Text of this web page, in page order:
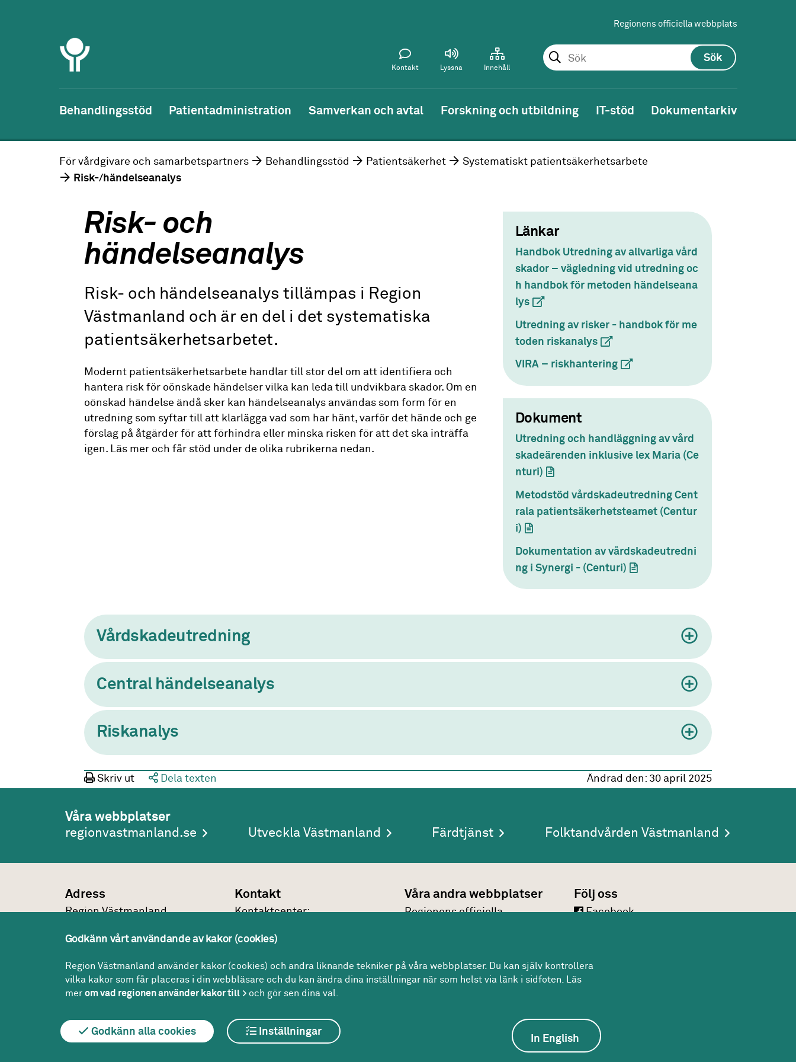
Regionens officiella webbplats
Sök
Kontakt Lyssna Innehåll
Behandlingsstöd Patientadministration Samverkan och avtal Forskning och utbildning IT-stöd Dokumentarkiv
För vårdgivare och samarbetspartners Behandlingsstöd Patientsäkerhet
Systematiskt patientsäkerhetsarbete
Risk-/händelseanalys
Risk- och
händelseanalys
Risk- och händelseanalys tillämpas i Region
Västmanland och är en del i det systematiska
patientsäkerhetsarbetet.
Modernt patientsäkerhetsarbete handlar till stor del om att identifiera och
hantera risk för oönskade händelser vilka kan leda till undvikbara skador. Om en
oönskad händelse ändå sker kan händelseanalys användas som form för en
utredning som syftar till att klarlägga vad som har hänt, varför det hände och ge
förslag på åtgärder för att förhindra eller minska risken för att det ska inträffa
igen. Läs mer och får stöd under de olika rubrikerna nedan.
Länkar
Handbok Utredning av allvarliga vård
skador – vägledning vid utredning oc
h handbok för metoden händelseana
lys(extern länk)
Utredning av risker - handbok för me
toden riskanalys(extern länk)
VIRA – riskhantering(extern länk)
Dokument
Utredning och handläggning av vård
skadeärenden inklusive lex Maria (Ce
nturi) (dokument)
Metodstöd vårdskadeutredning Cent
rala patientsäkerhetsteamet (Centur
i) (dokument)
Dokumentation av vårdskadeutredni
ng i Synergi - (Centuri) (dokument)
Vårdskadeutredning
Central händelseanalys
Riskanalys
Skriv ut Dela texten Ändrad den: 30 april 2025
Våra webbplatser
regionvastmanland.se
Utveckla Västmanland Färdtjänst Folktandvården Västmanland
Adress
Region Västmanland
721 89 Västerås
Kontakt
Kontakt­center:
region@regionvastmanland.se
Kontakt
Våra andra webbplatser
Regionens officiella
intranät
Följ oss
Facebook
Om webbplatsen
Godkänn vårt användande av kakor (cookies)
Region Västmanland använder kakor (cookies) och andra liknande tekniker på våra webbplatser. Du kan själv kontrollera
vilka kakor som får placeras i din webbläsare och du kan ändra dina inställningar när som helst via länk i sidfoten. Läs
mer om vad regionen använder kakor till och gör sen dina val.
Godkänn alla cookies Inställningar
In English